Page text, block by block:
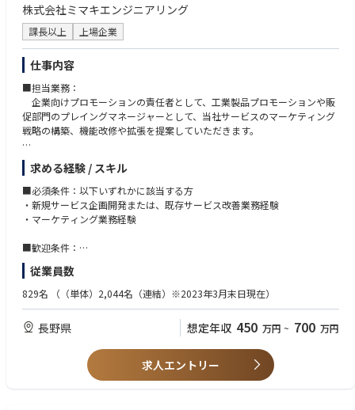
株式会社ミマキエンジニアリング
課長以上 上場企業
仕事内容
■担当業務：
企業向けプロモーションの責任者として、工業製品プロモーションや販
促部門のプレイングマネージャーとして、当社サービスのマーケティング
戦略の構築、機能改修や拡張を提案していただきます。
また、新サービスの立案、販売戦略を考えて頂きます。
【詳細】下記、同部門のメンバーや他部門と協力して実施いただきます。
・サービス（インクジェットプリンタ関連）の改善/機能拡張
・新サービスの立案/ローンチ
・キャンペーンを含む営業企画立案/実行
・営業へのサービス説明
■企業魅力
・他社に比べ商品ラインナップが多く、プリンター単体だけではなく周辺
機器も海外メーカー等から仕入れ、セット販売で顧客ニーズに応えられる
事ができます。
製品のサポート体制（全国16営業所から出張修理）も充実しているため、
高い信頼を獲得。
求める経験 / スキル
■必須条件：以下いずれかに該当する方
・新規サービス企画開発または、既存サービス改善業務経験
・マーケティング業務経験
■歓迎条件：
・印刷業界での勤務経験
・中級以上の英語力（目安：TOEIC(R)テスト600以上／読解が可能なレベ
ル）
従業員数
829名 （（単体）2,044名（連結）※2023年3月末日現在）
長野県 想定年収 450 万円 ~ 700 万円
求人エントリー